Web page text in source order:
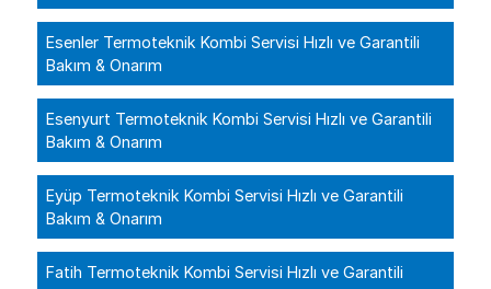
Esenler Termoteknik Kombi Servisi Hızlı ve Garantili
Bakım & Onarım
Esenyurt Termoteknik Kombi Servisi Hızlı ve Garantili
Bakım & Onarım
Eyüp Termoteknik Kombi Servisi Hızlı ve Garantili
Bakım & Onarım
Fatih Termoteknik Kombi Servisi Hızlı ve Garantili